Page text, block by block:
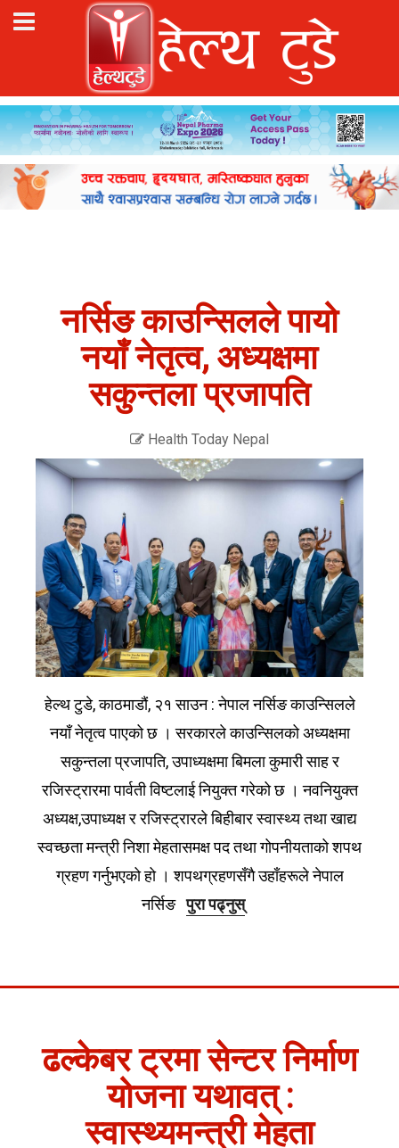
नर्सिङ काउन्सिलले पायो
नयाँ नेतृत्व, अध्यक्षमा
सकुन्तला प्रजापति
Health Today Nepal
हेल्थ टुडे, काठमाडौं, २१ साउन : नेपाल नर्सिङ काउन्सिलले
नयाँ नेतृत्व पाएको छ । सरकारले काउन्सिलको अध्यक्षमा
सकुन्तला प्रजापति, उपाध्यक्षमा बिमला कुमारी साह र
रजिस्ट्रारमा पार्वती विष्टलाई नियुक्त गरेको छ । नवनियुक्त
अध्यक्ष,उपाध्यक्ष र रजिस्ट्रारले बिहीबार स्वास्थ्य तथा खाद्य
स्वच्छता मन्त्री निशा मेहतासमक्ष पद तथा गोपनीयताको शपथ
ग्रहण गर्नुभएको हो । शपथग्रहणसँगै उहाँहरूले नेपाल
नर्सिङपुरा पढ्नुस्
ढल्केबर ट्रमा सेन्टर निर्माण
योजना यथावत् :
स्वास्थ्यमन्त्री मेहता